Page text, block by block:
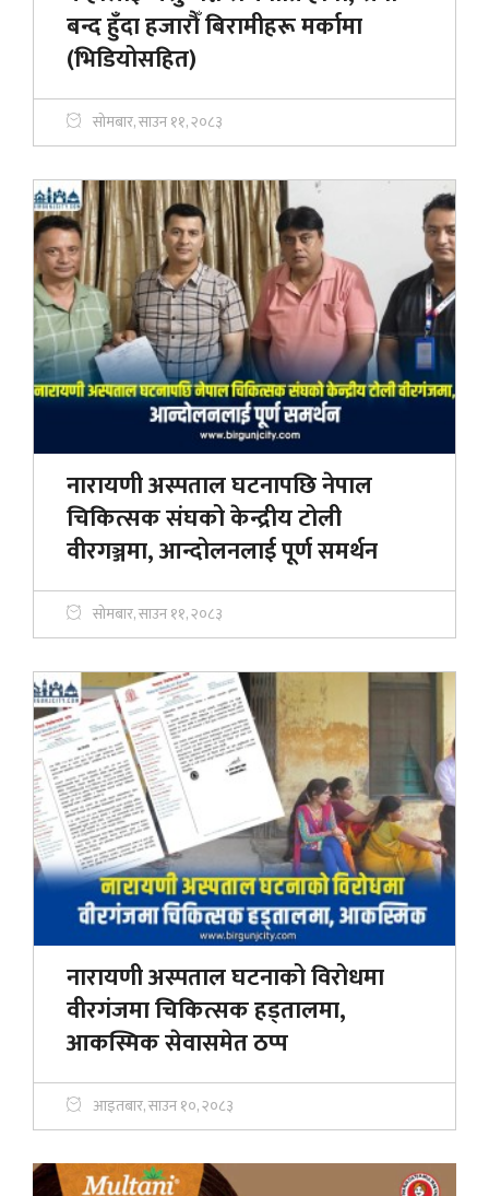
बन्द हुँदा हजाराैँ बिरामीहरू मर्कामा
(भिडियोसहित)
सोमबार, साउन ११, २०८३
नारायणी अस्पताल घटनापछि नेपाल
चिकित्सक संघको केन्द्रीय टोली
वीरगञ्जमा, आन्दोलनलाई पूर्ण समर्थन
सोमबार, साउन ११, २०८३
नारायणी अस्पताल घटनाको विरोधमा
वीरगंजमा चिकित्सक हड्तालमा,
आकस्मिक सेवासमेत ठप्प
आइतबार, साउन १०, २०८३